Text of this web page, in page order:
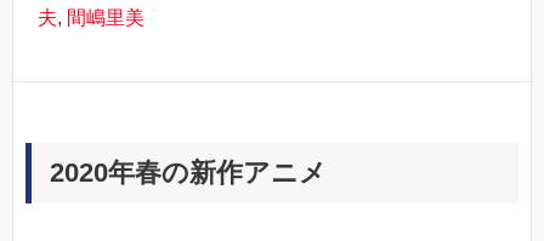
夫, 間嶋里美
2020年春の新作アニメ